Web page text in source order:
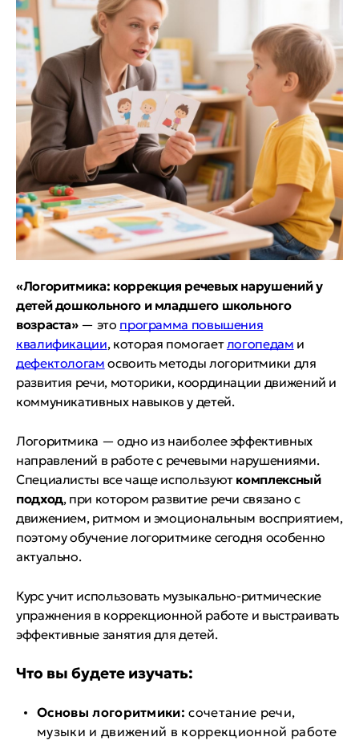
«Логоритмика: коррекция речевых нарушений у
детей дошкольного и младшего школьного
возраста»— это программа повышения
квалификации, которая помогаетлогопедам и
дефектологам освоить методы логоритмики для
развития речи, моторики, координации движений и
коммуникативных навыков у детей.
Логоритмика — одно из наиболее эффективных
направлений в работе с речевыми нарушениями.
Специалисты все чаще используют комплексный
подход, при котором развитие речи связано с
движением, ритмом и эмоциональным восприятием,
поэтому обучение логоритмике сегодня особенно
актуально.
Курс учит использовать музыкально-ритмические
упражнения в коррекционной работе и выстраивать
эффективные занятия для детей.
Что вы будете изучать:
Основы логоритмики: сочетание речи,
музыки и движений в коррекционной работе